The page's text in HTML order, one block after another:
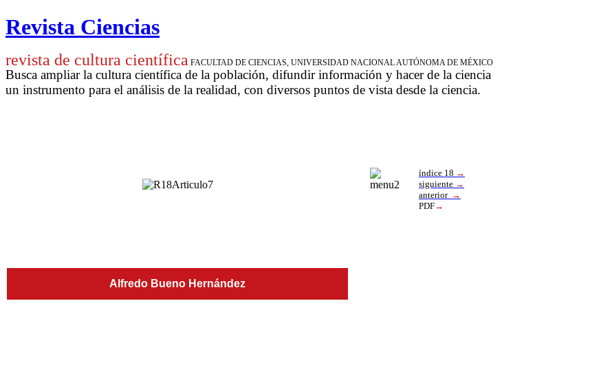
Revista Ciencias
revista de cultura científica FACULTAD DE CIENCIAS, UNIVERSIDAD NACIONAL AUTÓNOMA DE MÉXICO
Busca ampliar la cultura científica de la población, difundir información y hacer de la ciencia
un instrumento para el análisis de la realidad, con diversos puntos de vista desde la ciencia.
índice 18 →
siguiente →
anterior →
PDF→
Alfredo Bueno Hernández